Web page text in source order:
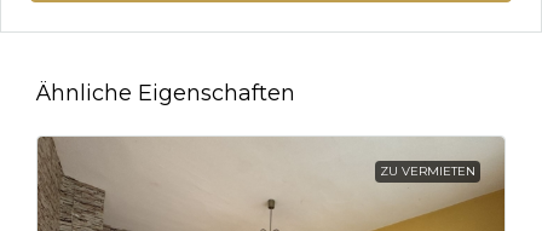
Ähnliche Eigenschaften
ZU VERMIETEN